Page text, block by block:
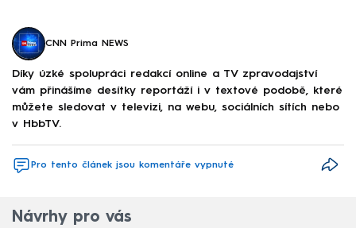
CNN Prima NEWS
Díky úzké spolupráci redakcí online a TV zpravodajství
vám přinášíme desítky reportáží i v textové podobě, které
můžete sledovat v televizi, na webu, sociálních sítích nebo
v HbbTV.
Pro tento článek jsou komentáře vypnuté
Návrhy pro vás